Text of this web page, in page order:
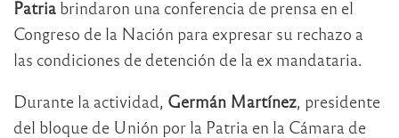
Patria brindaron una conferencia de prensa en el
Congreso de la Nación para expresar su rechazo a
las condiciones de detención de la ex mandataria.
Durante la actividad, Germán Martínez, presidente
del bloque de Unión por la Patria en la Cámara de